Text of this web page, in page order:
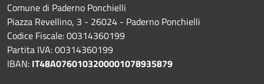
Comune di Paderno Ponchielli
Piazza Revellino, 3 - 26024 - Paderno Ponchielli
Codice Fiscale: 00314360199
Partita IVA: 00314360199
IBAN: IT48A0760103200001078935879